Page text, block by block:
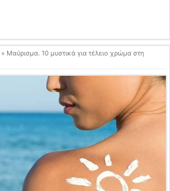
» Μαύρισμα. 10 μυστικά για τέλειο χρώμα στη